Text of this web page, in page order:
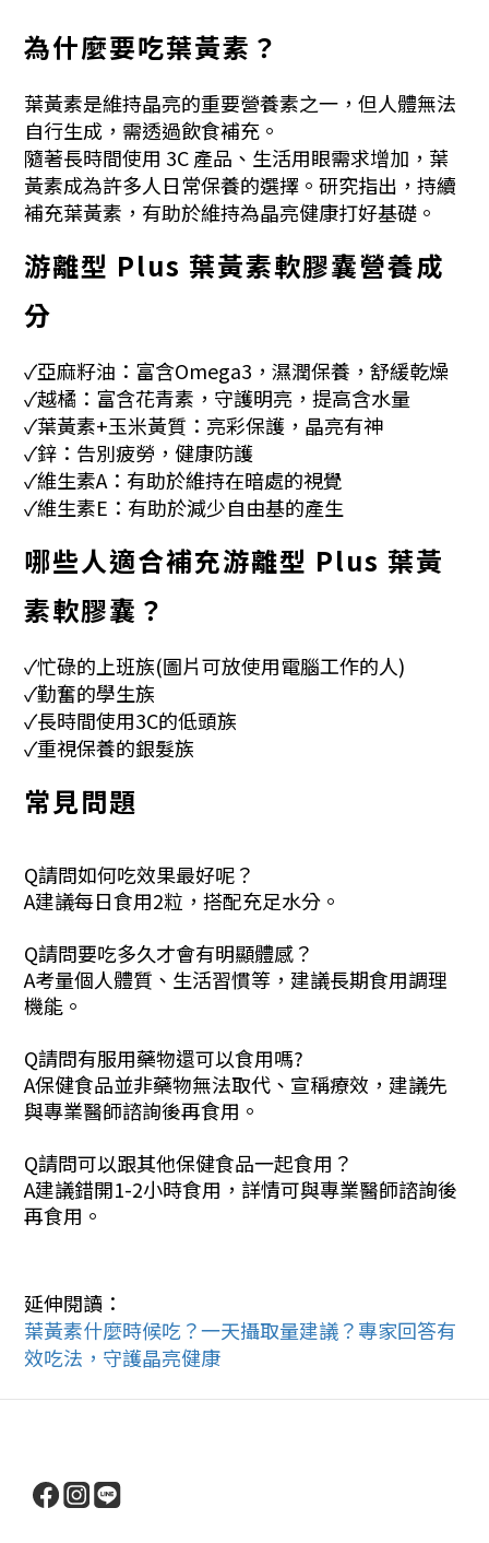
為什麼要吃葉黃素？
葉黃素是維持晶亮的重要營養素之一，但人體無法
自行生成，需透過飲食補充。
隨著長時間使用 3C 產品、生活用眼需求增加，葉
黃素成為許多人日常保養的選擇。研究指出，持續
補充葉黃素，有助於維持為晶亮健康打好基礎。
游離型 Plus 葉黃素軟膠囊營養成
分
✓亞麻籽油：富含Omega3，濕潤保養，舒緩乾燥
✓越橘：富含花青素，守護明亮，提高含水量
✓葉黃素+玉米黃質：亮彩保護，晶亮有神
✓鋅：告別疲勞，健康防護
✓維生素A：有助於維持在暗處的視覺
✓維生素E：有助於減少自由基的產生
哪些人適合補充游離型 Plus 葉黃
素軟膠囊？
✓忙碌的上班族(圖片可放使用電腦工作的人)
✓勤奮的學生族
✓長時間使用3C的低頭族
✓重視保養的銀髮族
常見問題
Q請問如何吃效果最好呢？
A建議每日食用2粒，搭配充足水分。
Q請問要吃多久才會有明顯體感？
A考量個人體質、生活習慣等，建議長期食用調理
機能。
Q請問有服用藥物還可以食用嗎?
A保健食品並非藥物無法取代、宣稱療效，建議先
與專業醫師諮詢後再食用。
Q請問可以跟其他保健食品一起食用？
A建議錯開1-2小時食用，詳情可與專業醫師諮詢後
再食用。
延伸閱讀：
葉黃素什麼時候吃？一天攝取量建議？專家回答有
效吃法，守護晶亮健康